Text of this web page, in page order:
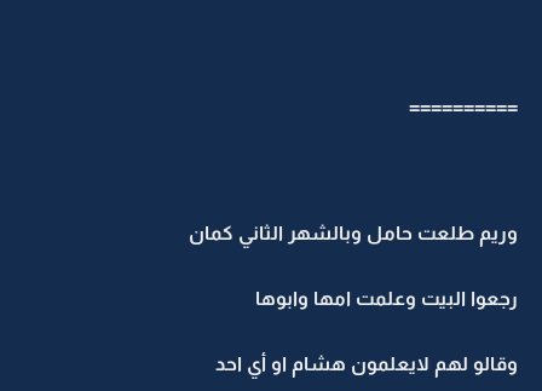
==========
وريم طلعت حامل وبالشهر الثاني كمان
رجعوا البيت وعلمت امها وابوها
وقالو لهم لايعلمون هشام او أي احد